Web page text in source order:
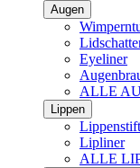
Augen
Eyeliner
ALLE
Lippen
Lippenstift
Lipliner
ALLE